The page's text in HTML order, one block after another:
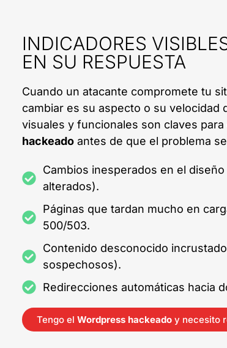
INDICADORES
EN SU RESPUESTA
Cuando un atacante compromete tu
cambiar es su aspecto o su velocidad
visuales y funcionales son claves
hackeado antes de que el problema
Cambios inesperados en el
alterados).
Páginas que tardan mucho en
500/503.
Contenido desconocido
sospechosos).
Redirecciones automáticas hacia
Tengo el Wordpress hackeado y necesito